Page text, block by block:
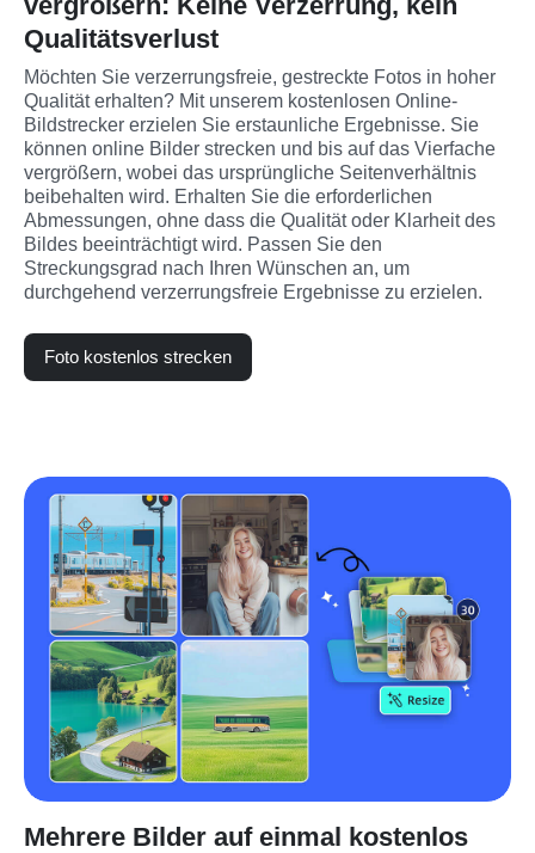
Qualitätsverlust
Möchten Sie verzerrungsfreie, gestreckte Fotos in hoher
Qualität erhalten? Mit unserem kostenlosen Online-
Bildstrecker erzielen Sie erstaunliche Ergebnisse. Sie
können online Bilder strecken und bis auf das Vierfache
vergrößern, wobei das ursprüngliche Seitenverhältnis
beibehalten wird. Erhalten Sie die erforderlichen
Abmessungen, ohne dass die Qualität oder Klarheit des
Bildes beeinträchtigt wird. Passen Sie den
Streckungsgrad nach Ihren Wünschen an, um
durchgehend verzerrungsfreie Ergebnisse zu erzielen.
Foto kostenlos strecken
Mehrere Bilder auf einmal kostenlos